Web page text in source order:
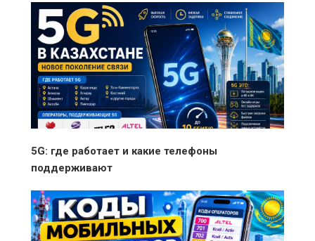
5G: где работает и какие телефоны
поддерживают